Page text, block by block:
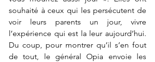
souhaité à ceux qui les persécutent de
voir leurs parents un jour, vivre
l’expérience qui est la leur aujourd’hui.
Du coup, pour montrer qu’il s’en fout
de tout, le général Opia envoie les